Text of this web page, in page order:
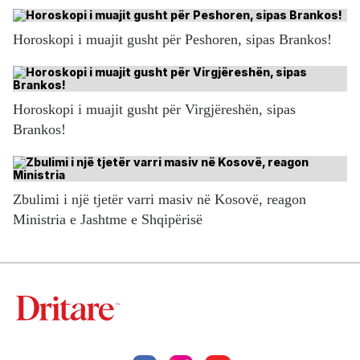
Horoskopi i muajit gusht për Peshoren, sipas Brankos!
Horoskopi i muajit gusht për Virgjëreshën, sipas
Brankos!
Zbulimi i një tjetër varri masiv në Kosovë, reagon
Ministria e Jashtme e Shqipërisë